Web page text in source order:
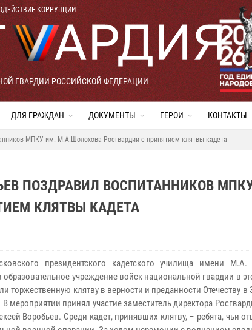
КОРРУПЦИИ
ГВАРДИИ РОССИЙСКОЙ ФЕДЕРАЦИИ
ДЛЯ ГРАЖДАН ДОКУМЕНТЫ ГЕРОИ КОНТАКТЫ
МПКУ им. М.А.Шолохова Росгвардии с принятием клятвы кадета
ПОЗДРАВИЛ ВОСПИТАННИКОВ
КЛЯТВЫ КАДЕТА
президентского кадетского училища имени
учреждение войск национальной гвардии в
торжественную клятву в верности и преданности Отечеству
мероприятии принял участие заместитель директора
Воробьев. Среди кадет, принявших клятву, – ребята, чьи